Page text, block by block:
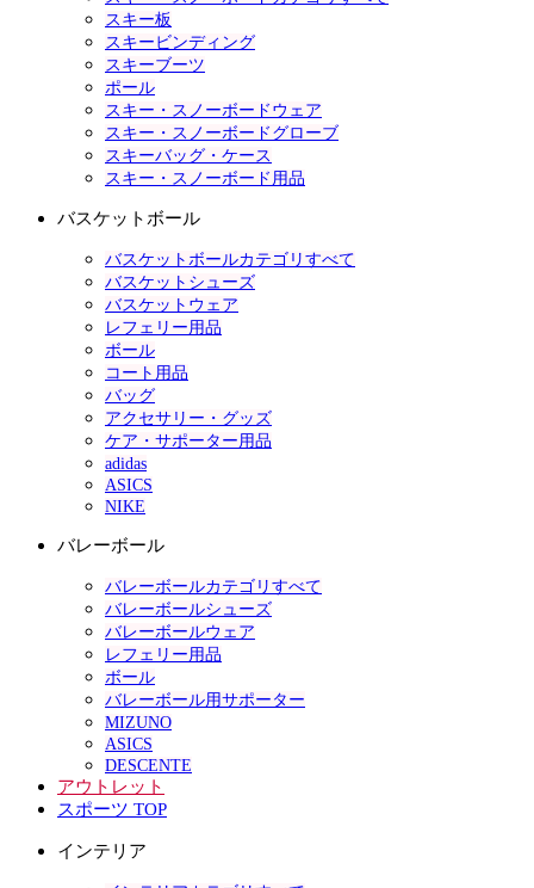
スキー板
スキービンディング
スキーブーツ
ポール
スキー・スノーボードウェア
スキー・スノーボードグローブ
スキーバッグ・ケース
スキー・スノーボード用品
バスケットボール
バスケットボールカテゴリすべて
バスケットシューズ
バスケットウェア
レフェリー用品
ボール
コート用品
バッグ
アクセサリー・グッズ
ケア・サポーター用品
adidas
ASICS
NIKE
バレーボール
バレーボールカテゴリすべて
バレーボールシューズ
バレーボールウェア
レフェリー用品
ボール
バレーボール用サポーター
MIZUNO
ASICS
DESCENTE
アウトレット
スポーツ TOP
インテリア